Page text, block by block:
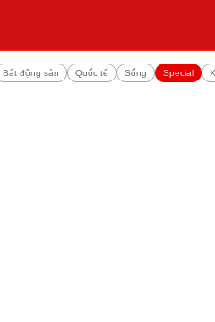
Bất động sản Quốc tế Sống Special